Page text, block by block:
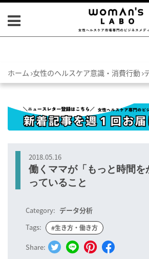
ホーム 女性のヘルスケア意識・消費行動
2018.05.16
働くママが「もっと時間を
っていること
Category: データ分析
Tags:
#生き方・働き方
Share: